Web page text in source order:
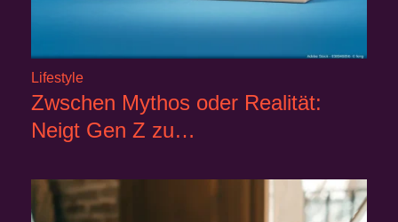
Lifestyle
Zwschen Mythos oder Realität:
Neigt Gen Z zu…